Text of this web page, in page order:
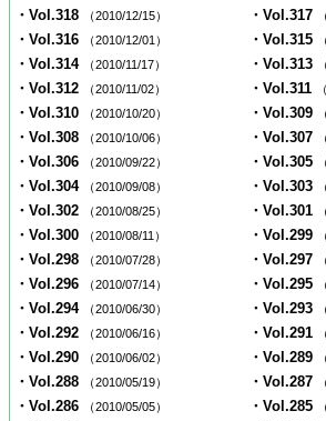
・Vol.318 （2010/12/15） ・Vol.317
・Vol.316 （2010/12/01） ・Vol.315
・Vol.314 （2010/11/17） ・Vol.313
・Vol.312 （2010/11/02） ・Vol.311
・Vol.310 （2010/10/20） ・Vol.309
・Vol.308 （2010/10/06） ・Vol.307
・Vol.306 （2010/09/22） ・Vol.305
・Vol.304 （2010/09/08） ・Vol.303
・Vol.302 （2010/08/25） ・Vol.301
・Vol.300 （2010/08/11） ・Vol.299
・Vol.298 （2010/07/28） ・Vol.297
・Vol.296 （2010/07/14） ・Vol.295
・Vol.294 （2010/06/30） ・Vol.293
・Vol.292 （2010/06/16） ・Vol.291
・Vol.290 （2010/06/02） ・Vol.289
・Vol.288 （2010/05/19） ・Vol.287
・Vol.286 （2010/05/05） ・Vol.285